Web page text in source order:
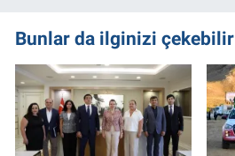
Bunlar da ilginizi çekebilir